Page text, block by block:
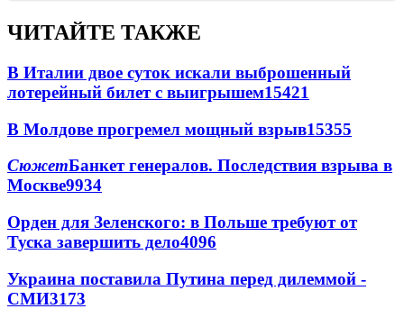
ЧИТАЙТЕ ТАКЖЕ
В Италии двое суток искали выброшенный
лотерейный билет с выигрышем15421
В Молдове прогремел мощный взрыв15355
СюжетБанкет генералов. Последствия взрыва в
Москве9934
Орден для Зеленского: в Польше требуют от
Туска завершить дело4096
Украина поставила Путина перед дилеммой -
СМИ3173